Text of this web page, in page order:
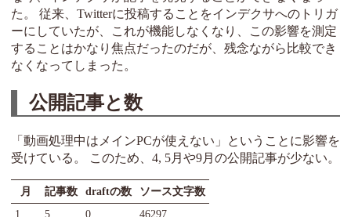
た。 従来、Twitterに投稿することをインデクサへのトリガ
ーにしていたが、これが機能しなくなり、この影響を測定
することはかなり焦点だったのだが、残念ながら比較でき
なくなってしまった。
公開記事と数
「動画処理中はメインPCが使えない」ということに影響を
受けている。 このため、4, 5月や9月の公開記事が少ない。
月 記事数 draftの数
ソース文字数
1
5 0
46297